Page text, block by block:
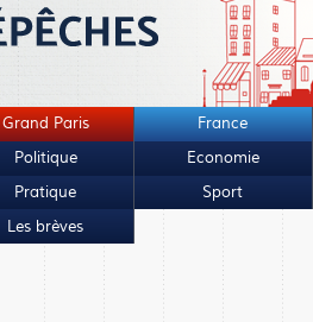
Grand Paris
France
Politique
Economie
Pratique
Sport
Les brèves